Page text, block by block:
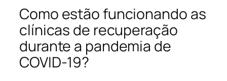
Como estão funcionando as
clínicas de recuperação
durante a pandemia de
COVID-19?